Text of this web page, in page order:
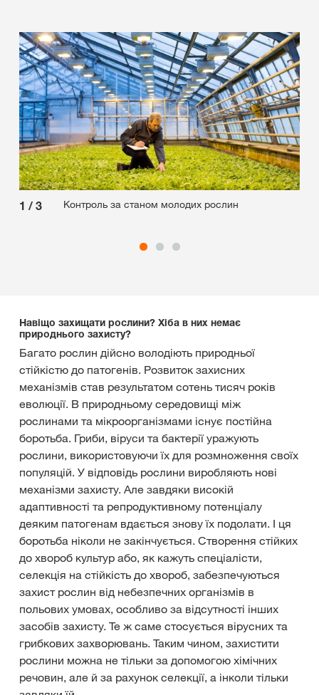
1 / 3 Контроль за станом молодих рослин
Навіщо захищати рослини? Хіба в них немає
природнього захисту?
Багато рослин дійсно володіють природньої
стійкістю до патогенів. Розвиток захисних
механізмів став результатом сотень тисяч років
еволюції. В природньому середовищі між
рослинами та мікроорганізмами існує постійна
боротьба. Гриби, віруси та бактерії уражують
рослини, використовуючи їх для розмноження своїх
популяцій. У відповідь рослини виробляють нові
механізми захисту. Але завдяки високій
адаптивності та репродуктивному потенціалу
деяким патогенам вдається знову їх подолати. І ця
боротьба ніколи не закінчується. Створення стійких
до хвороб культур або, як кажуть спеціалісти,
селекція на стійкість до хвороб, забезпечуються
захист рослин від небезпечних організмів в
польових умовах, особливо за відсутності інших
засобів захисту. Те ж саме стосується вірусних та
грибкових захворювань. Таким чином, захистити
рослини можна не тільки за допомогою хімічних
речовин, але й за рахунок селекції, а інколи тільки